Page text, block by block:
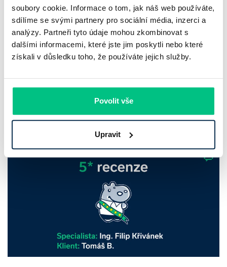
soubory cookie. Informace o tom, jak náš web používáte,
sdílíme se svými partnery pro sociální média, inzerci a
analýzy. Partneři tyto údaje mohou zkombinovat s
dalšími informacemi, které jste jim poskytli nebo které
získali v důsledku toho, že používáte jejich služby.
Povolit vše
Upravit
Komerční banka: pokles zisku
neznamená slabší banku
bankovního trhu. Na jedné straně jí podle zadaného rámce
klesl zisk na 8,5 miliardy korun, na druhé ale dál výrazně